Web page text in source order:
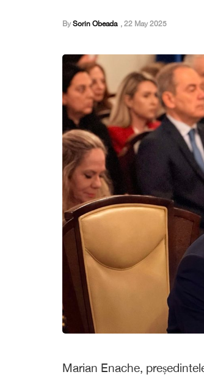
By Sorin Obeada , 22 May 2025
Marian Enache,